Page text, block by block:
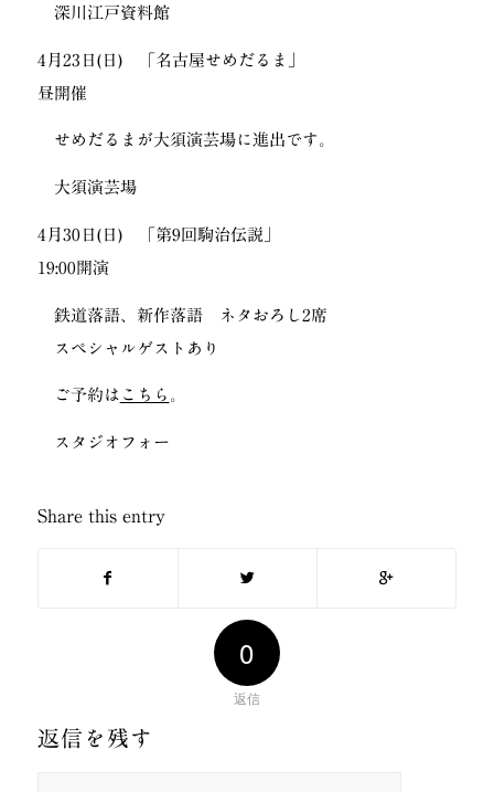
深川江戸資料館
4月23日(日) 「名古屋せめだるま」
昼開催
せめだるまが大須演芸場に進出です。
大須演芸場
4月30日(日) 「第9回駒治伝説」
19:00開演
鉄道落語、新作落語 ネタおろし2席
スペシャルゲストあり
ご予約は こちら 。
スタジオフォー
Share this entry
0
返信
返信を残す